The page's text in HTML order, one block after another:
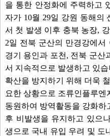
을 통한 안정화에 주력하고
자가 10월 29일 강원 동해의
서 첫 발생 이후 충북 농장,
2일 전북 군산의 만경강에
경기 용인과 포천, 전북 군산
서 지속적으로 발생하고 있
확산을 방지하기 위해 더욱
요한 상황으로 조류인플루
동원하여 방역활동을 강화하
후 비발생을 유지하고 있으
생으로 국내 유입 우려 및 도